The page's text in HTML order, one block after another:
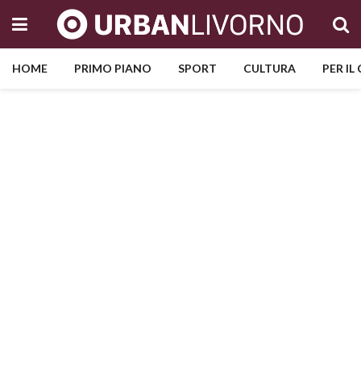
HOME PRIMO PIANO SPORT CULTURA PER